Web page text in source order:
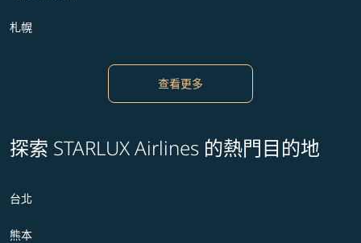
札幌
查看更多
探索 STARLUX Airlines 的熱門目的地
台北
熊本